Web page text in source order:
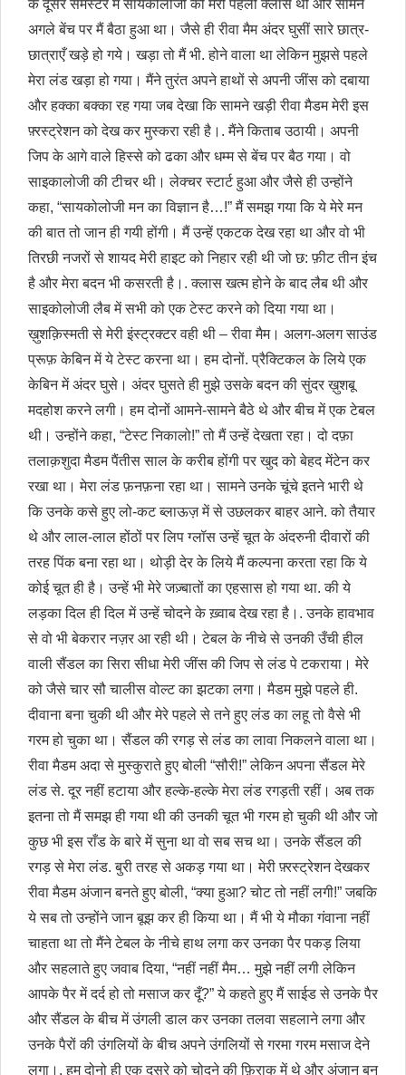
के दूसरे सेमेस्टर में सायकोलोजी की मेरी पहली क्लास थी और सामने
अगले बेंच पर मैं बैठा हुआ था। जैसे ही रीवा मैम अंदर घुसीं सारे छात्र-
छात्राएँ खड़े हो गये। खड़ा तो मैं भी. होने वाला था लेकिन मुझसे पहले
मेरा लंड खड़ा हो गया। मैंने तुरंत अपने हाथों से अपनी जींस को दबाया
और हक्का बक्का रह गया जब देखा कि सामने खड़ी रीवा मैडम मेरी इस
फ़्रस्ट्रेशन को देख कर मुस्करा रही है।. मैंने किताब उठायी। अपनी
जिप के आगे वाले हिस्से को ढका और धम्म से बेंच पर बैठ गया। वो
साइकालोजी की टीचर थी। लेक्चर स्टार्ट हुआ और जैसे ही उन्होंने
कहा, “सायकोलोजी मन का विज्ञान है…!” मैं समझ गया कि ये मेरे मन
की बात तो जान ही गयी होंगी। मैं उन्हें एकटक देख रहा था और वो भी
तिरछी नजरों से शायद मेरी हाइट को निहार रही थी जो छ: फ़ीट तीन इंच
है और मेरा बदन भी कसरती है।. क्लास खत्म होने के बाद लैब थी और
साइकोलोजी लैब में सभी को एक टेस्ट करने को दिया गया था।
ख़ुशक़िस्मती से मेरी इंस्ट्रक्टर वही थी – रीवा मैम। अलग-अलग साउंड
प्रूफ़ केबिन में ये टेस्ट करना था। हम दोनों. प्रैक्टिकल के लिये एक
केबिन में अंदर घुसे। अंदर घुसते ही मुझे उसके बदन की सुंदर ख़ुशबू
मदहोश करने लगी। हम दोनों आमने-सामने बैठे थे और बीच में एक टेबल
थी। उन्होंने कहा, “टेस्ट निकालो!” तो मैं उन्हें देखता रहा। दो दफ़ा
तलाक़शुदा मैडम पैंतीस साल के करीब होंगी पर खुद को बेहद मेंटेन कर
रखा था। मेरा लंड फ़नफ़ना रहा था। सामने उनके चूंचे इतने भारी थे
कि उनके कसे हुए लो-कट ब्लाऊज़ में से उछलकर बाहर आने. को तैयार
थे और लाल-लाल होंठों पर लिप ग्लॉस उन्हें चूत के अंदरुनी दीवारों की
तरह पिंक बना रहा था। थोड़ी देर के लिये मैं कल्पना करता रहा कि ये
कोई चूत ही है। उन्हें भी मेरे जज़्बातों का एहसास हो गया था. की ये
लड़का दिल ही दिल में उन्हें चोदने के ख़्वाब देख रहा है।. उनके हावभाव
से वो भी बेकरार नज़र आ रही थी। टेबल के नीचे से उनकी उँची हील
वाली सैंडल का सिरा सीधा मेरी जींस की जिप से लंड पे टकराया। मेरे
को जैसे चार सौ चालीस वोल्ट का झटका लगा। मैडम मुझे पहले ही.
दीवाना बना चुकी थी और मेरे पहले से तने हुए लंड का लहू तो वैसे भी
गरम हो चुका था। सैंडल की रगड़ से लंड का लावा निकलने वाला था।
रीवा मैडम अदा से मुस्कुराते हुए बोली “सौरी!” लेकिन अपना सैंडल मेरे
लंड से. दूर नहीं हटाया और हल्के-हल्के मेरा लंड रगड़ती रहीं। अब तक
इतना तो मैं समझ ही गया थी की उनकी चूत भी गरम हो चुकी थी और जो
कुछ भी इस राँड के बारे में सुना था वो सब सच था। उनके सैंडल की
रगड़ से मेरा लंड. बुरी तरह से अकड़ गया था। मेरी फ़्रस्ट्रेशन देखकर
रीवा मैडम अंजान बनते हुए बोली, “क्या हुआ? चोट तो नहीं लगी!” जबकि
ये सब तो उन्होंने जान बूझ कर ही किया था। मैं भी ये मौका गंवाना नहीं
चाहता था तो मैंने टेबल के नीचे हाथ लगा कर उनका पैर पकड़ लिया
और सहलाते हुए जवाब दिया, “नहीं नहीं मैम… मुझे नहीं लगी लेकिन
आपके पैर में दर्द हो तो मसाज कर दूँ?” ये कहते हुए मैं साईड से उनके पैर
और सैंडल के बीच में उंगली डाल कर उनका तलवा सहलाने लगा और
उनके पैरों की उंगलियों के बीच अपने उंगलियों से गरमा गरम मसाज देने
लगा।. हम दोनो ही एक दूसरे को चोदने की फ़िराक में थे और अंजान बन